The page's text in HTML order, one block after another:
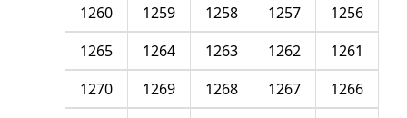
1256
1257
1258
1259
1260
1261
1262
1263
1264
1265
1266
1267
1268
1269
1270